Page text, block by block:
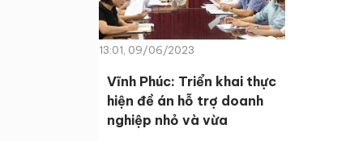
13:01, 09/06/2023
Vĩnh Phúc: Triển khai thực
hiện đề án hỗ trợ doanh
nghiệp nhỏ và vừa